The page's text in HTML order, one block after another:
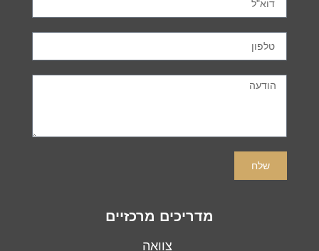
שלח
מדריכים מרכזיים
צוואה